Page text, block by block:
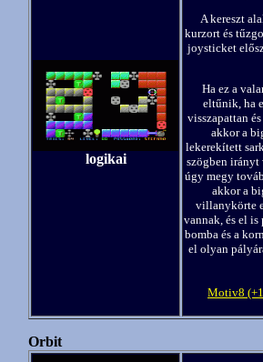
logikai
A kereszt
kurzort és
joysticket
Ha ez a
eltűnik, ha
visszapattan
akkor a
lekerekített
szögben irányt
úgy megy
akkor a
villanykörte
vannak, és el
bomba és a
el olyan
Motiv8
Orbit